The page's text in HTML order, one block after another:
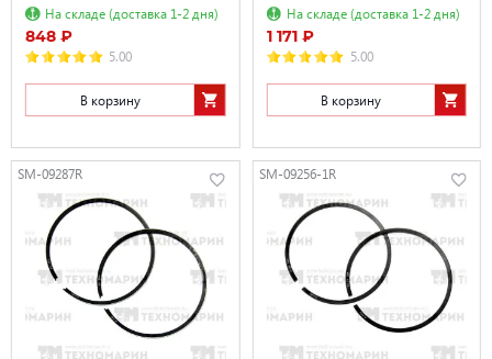
На складе (доставка 1-2 дня)
848 ₽
5.00
В корзину
На складе (доставка 1-2 дня)
1 171 ₽
5.00
В корзину
SM-09287R SM-09256-1R